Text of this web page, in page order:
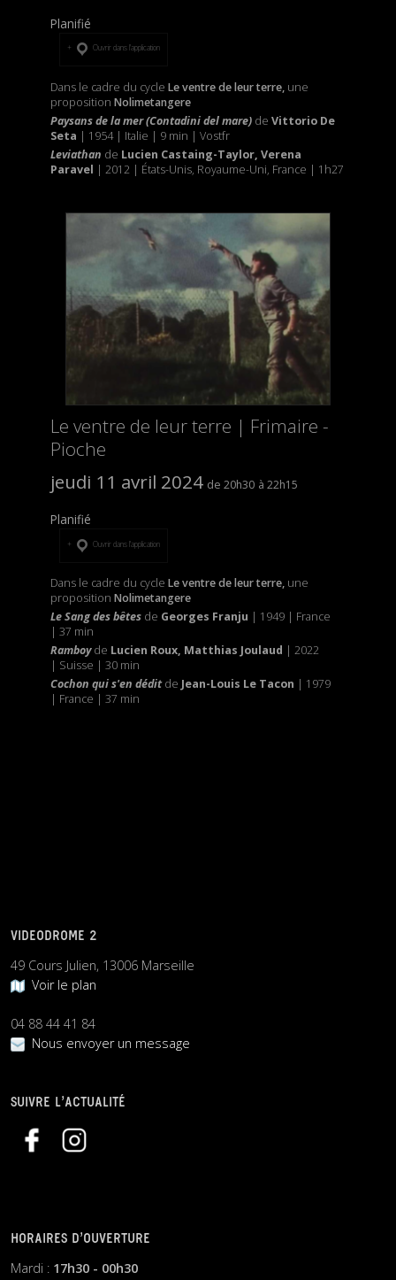
Planifié
Ouvrir dans l’application
Dans le cadre du cycle Le ventre de leur terre, une
proposition Nolimetangere
Paysans de la mer (Contadini del mare)de Vittorio De
Seta | 1954 | Italie | 9 min | Vostfr
Leviathan de Lucien Castaing-Taylor, Verena
Paravel | 2012 | États-Unis, Royaume-Uni, France | 1h27
Le ventre de leur terre | Frimaire -
Pioche
jeudi 11 avril 2024
20h30 22h15
Planifié
Ouvrir dans l’application
Dans le cadre du cycle Le ventre de leur terre, une
proposition Nolimetangere
Le Sang des bêtesde Georges Franju | 1949 | France
| 37 min
Ramboyde Lucien Roux, Matthias Joulaud | 2022
| Suisse | 30 min
Cochon qui s'en déditde Jean-Louis Le Tacon | 1979
| France | 37 min
VIDEODROME 2
49 Cours Julien, 13006 Marseille
Voir le plan
04 88 44 41 84
Nous envoyer un message
SUIVRE L’ACTUALITÉ
HORAIRES D’OUVERTURE
Mardi : 17h30 - 00h30